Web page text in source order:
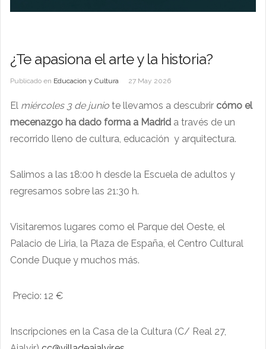
¿Te apasiona el arte y la historia?
Publicado en Educacion y Cultura 27 May 2026
El miércoles 3 de junio te llevamos a descubrir cómo el
mecenazgo ha dado forma a Madrid a través de un
recorrido lleno de cultura, educación y arquitectura.
Salimos a las 18:00 h desde la Escuela de adultos y
regresamos sobre las 21:30 h.
Visitaremos lugares como el Parque del Oeste, el
Palacio de Liria, la Plaza de España, el Centro Cultural
Conde Duque y muchos más.
Precio: 12 €
Inscripciones en la Casa de la Cultura (C/ Real 27,